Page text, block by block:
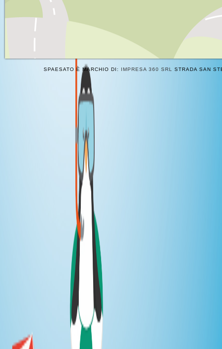
SPAESATO È MARCHIO DI: IMPRESA 360 SRL STRADA SAN